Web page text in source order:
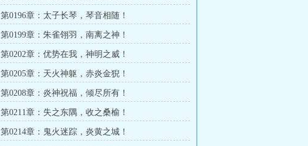
第0196章：太子长琴，琴音相随！
第0199章：朱雀翎羽，南离之神！
第0202章：优势在我，神明之威！
第0205章：天火神躯，赤炎金猊！
第0208章：炎神祝福，倾尽所有！
第0211章：失之东隅，收之桑榆！
第0214章：鬼火迷踪，炎黄之城！